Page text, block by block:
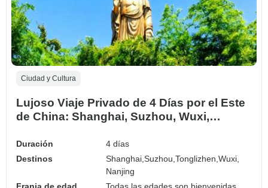
Ciudad y Cultura
Lujoso Viaje Privado de 4 Días por el Este
de China: Shanghai, Suzhou, Wuxi,
Duración
4 días
Destinos
Shanghai,Suzhou,Tonglizhen,Wuxi,
Nanjing